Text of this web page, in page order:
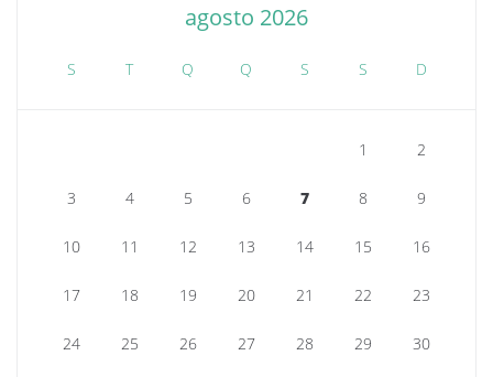
agosto 2026
S T Q Q S S D
1 2
3 4 5 6 7 8 9
10 11 12 13 14 15 16
17 18 19 20 21 22 23
24 25 26 27 28 29 30